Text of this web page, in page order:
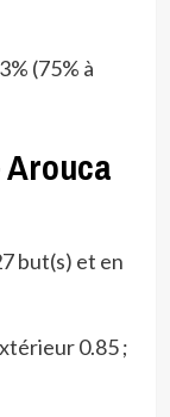
(75% à
but(s) et en
0.85 ;